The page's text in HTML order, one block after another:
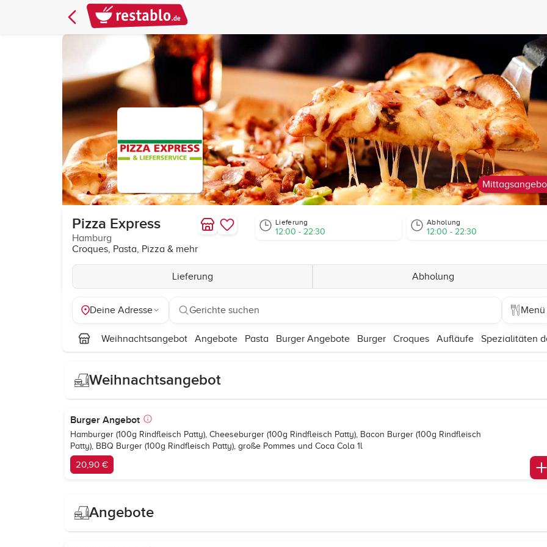
Pizza Express
Hamburg
Croques, Pasta, Pizza & mehr
Lieferung
12:00 - 22:30
Abholung
12:00 - 22:30
Lieferung Abholung
Deine Adresse Gerichte suchen Menü
Weihnachtsangebot Angebote Pasta Burger Angebote Burger Croques Aufläufe Spezialitäten
Weihnachtsangebot
Burger Angebot
Hamburger (100g Rindfleisch Patty), Cheeseburger (100g Rindfleisch Patty), Bacon Burger (100g Rindfleisch
Patty), BBQ Burger (100g Rindfleisch Patty), große Pommes und Coca Cola 1l
20,90 €
Angebote